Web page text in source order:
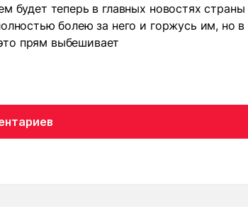
будет теперь в главных новостях страны
болею за него и горжусь им, но в
прям выбешивает